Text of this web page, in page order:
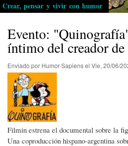
Crear, pensar y vivir con humor
Evento:
íntimo del creador
Enviado por Humor Sapiensel Vie, 20/06/
Filmin estrena el documental sobre la
Una coproducción hispano-argentina